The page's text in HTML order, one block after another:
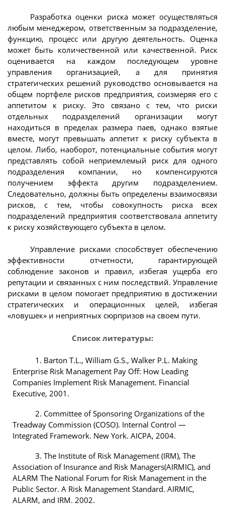
Разработка оценки риска может осуществляться
любым менеджером, ответственным за подразделение,
функцию, процесс или другую деятельность. Оценка
может быть количественной или качественной. Риск
оценивается на каждом последующем уровне
управления организацией, а для принятия
стратегических решений руководство основывается на
общем портфеле рисков предприятия, соизмеряя его с
аппетитом к риску. Это связано с тем, что риски
отдельных подразделений организации могут
находиться в пределах размера паев, однако взятые
вместе, могут превышать аппетит к риску субъекта в
целом. Либо, наоборот, потенциальные события могут
представлять собой неприемлемый риск для одного
подразделения компании, но компенсируются
получением эффекта другим подразделением.
Следовательно, должны быть определены взаимосвязи
рисков, с тем, чтобы совокупность риска всех
подразделений предприятия соответствовала аппетиту
к риску хозяйствующего субъекта в целом.
Управление рисками способствует обеспечению
эффективности отчетности, гарантирующей
соблюдение законов и правил, избегая ущерба его
репутации и связанных с ним последствий. Управление
рисками в целом помогает предприятию в достижении
стратегических и операционных целей, избегая
«ловушек» и неприятных сюрпризов на своем пути.
Список литературы:
1. Barton T.L., William G.S., Walker P.L. Making
Enterprise Risk Management Pay Off: How Leading
Companies Implement Risk Management. Financial
Executive, 2001.
2. Committee of Sponsoring Organizations of the
Treadway Commission (COSO). Internal Control —
Integrated Framework. New York. AICPA, 2004.
3. The Institute of Risk Management (IRM), The
Association of Insurance and Risk Managers(AIRMIC), and
ALARM The National Forum for Risk Management in the
Public Sector. A Risk Management Standard. AIRMIC,
ALARM, and IRM. 2002.